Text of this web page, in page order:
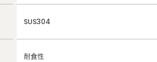
SUS304
耐食性